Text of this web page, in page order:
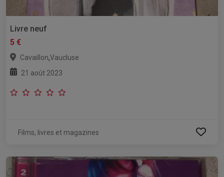
Livre neuf
5 €
Cavaillon,Vaucluse
21 août 2023
Films, livres et magazines